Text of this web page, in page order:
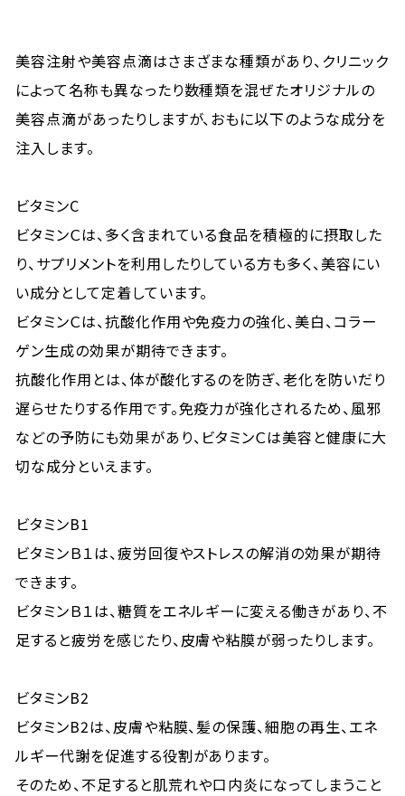
美容注射や美容点滴はさまざまな種類があり、クリニック
によって名称も異なったり数種類を混ぜたオリジナルの
美容点滴があったりしますが、おもに以下のような成分を
注入します。
ビタミンC
ビタミンＣは、多く含まれている食品を積極的に摂取した
り、サプリメントを利用したりしている方も多く、美容にい
い成分として定着しています。
ビタミンＣは、抗酸化作用や免疫力の強化、美白、コラー
ゲン生成の効果が期待できます。
抗酸化作用とは、体が酸化するのを防ぎ、老化を防いだり
遅らせたりする作用です。免疫力が強化されるため、風邪
などの予防にも効果があり、ビタミンＣは美容と健康に大
切な成分といえます。
ビタミンB1
ビタミンＢ１は、疲労回復やストレスの解消の効果が期待
できます。
ビタミンＢ１は、糖質をエネルギーに変える働きがあり、不
足すると疲労を感じたり、皮膚や粘膜が弱ったりします。
ビタミンB2
ビタミンB2は、皮膚や粘膜、髪の保護、細胞の再生、エネ
ルギー代謝を促進する役割があります。
そのため、不足すると肌荒れや口内炎になってしまうこと